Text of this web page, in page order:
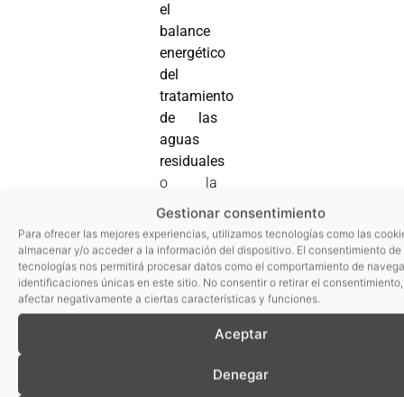
Gestionar consentimiento
Para ofrecer las mejores experiencias, utilizamos tecnologías como las
almacenar y/o acceder a la información del dispositivo. El consentimiento de
tecnologías nos permitirá procesar datos como el comportamiento de
identificaciones únicas en este sitio. No consentir o retirar el
afectar negativamente a ciertas características y funciones.
Aceptar
Denegar
el
balance
energético
del
tratamiento
de las
aguas
residuales
o la
reducción/eliminación
de
contaminantes
emergentes.
¿Qué
conoceremos